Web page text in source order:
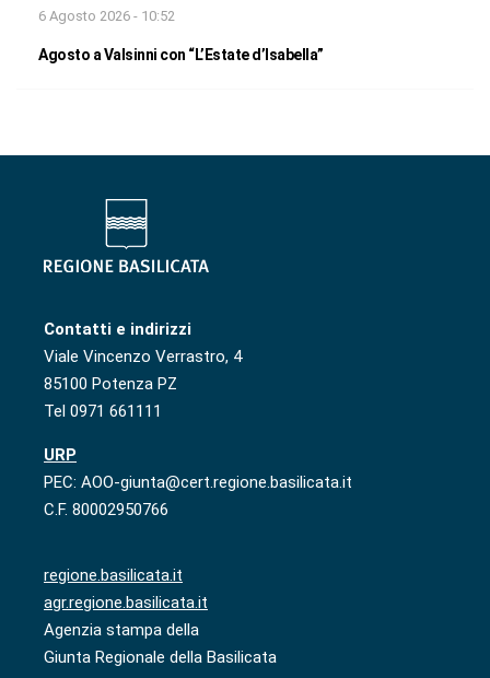
6 Agosto 2026 - 10:52
Agosto a Valsinni con “L’Estate d’Isabella”
Contatti e indirizzi
Viale Vincenzo Verrastro, 4
85100 Potenza PZ
Tel 0971 661111
URP
PEC: AOO-giunta@cert.regione.basilicata.it
C.F. 80002950766
regione.basilicata.it
agr.regione.basilicata.it
Agenzia stampa della
Giunta Regionale della Basilicata